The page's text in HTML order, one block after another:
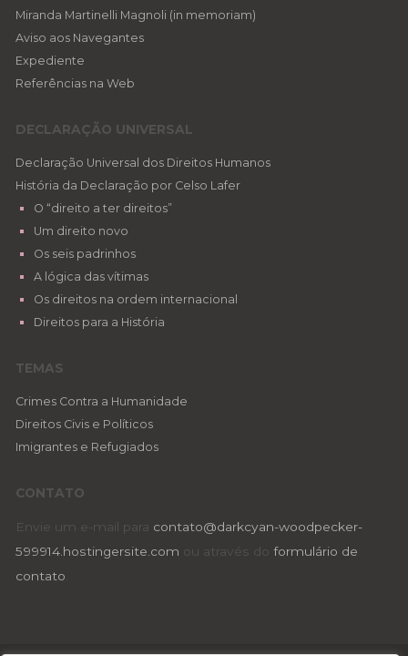
Miranda Martinelli Magnoli (in memoriam)
Aviso aos Navegantes
Expediente
Referências na Web
DECLARAÇÃO UNIVERSAL
Declaração Universal dos Direitos Humanos
História da Declaração por Celso Lafer
O “direito a ter direitos”
Um direito novo
Os seis padrinhos
A lógica das vítimas
Os direitos na ordem internacional
Direitos para a História
TEMAS
Crimes Contra a Humanidade
Direitos Civis e Políticos
Imigrantes e Refugiados
CONTATO
Envie um e-mail para contato@darkcyan-woodpecker-
599914.hostingersite.com ou através do formulário de
contato